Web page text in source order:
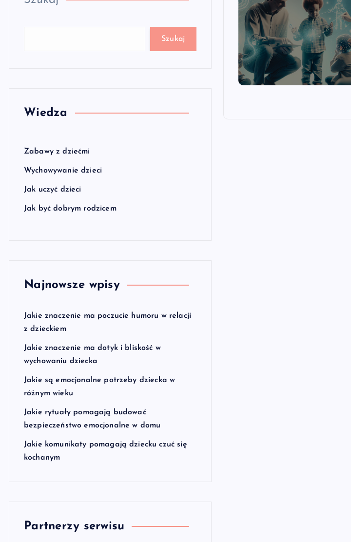
Szukaj
Wiedza
Zabawy z dziećmi
Wychowywanie dzieci
Jak uczyć dzieci
Jak być dobrym rodzicem
Najnowsze wpisy
Jakie znaczenie ma poczucie humoru w relacji
z dzieckiem
Jakie znaczenie ma dotyk i bliskość w
wychowaniu dziecka
Jakie są emocjonalne potrzeby dziecka w
różnym wieku
Jakie rytuały pomagają budować
bezpieczeństwo emocjonalne w domu
Jakie komunikaty pomagają dziecku czuć się
kochanym
Partnerzy serwisu